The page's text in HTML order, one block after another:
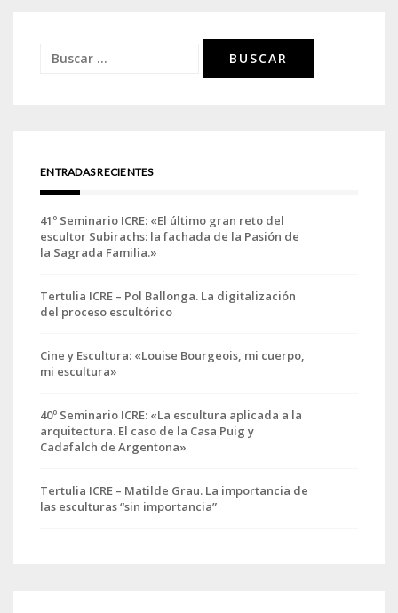
Buscar:
ENTRADAS RECIENTES
41º Seminario ICRE: «El último gran reto del
escultor Subirachs: la fachada de la Pasión de
la Sagrada Familia.»
Tertulia ICRE – Pol Ballonga. La digitalización
del proceso escultórico
Cine y Escultura: «Louise Bourgeois, mi cuerpo,
mi escultura»
40º Seminario ICRE: «La escultura aplicada a la
arquitectura. El caso de la Casa Puig y
Cadafalch de Argentona»
Tertulia ICRE – Matilde Grau. La importancia de
las esculturas “sin importancia”